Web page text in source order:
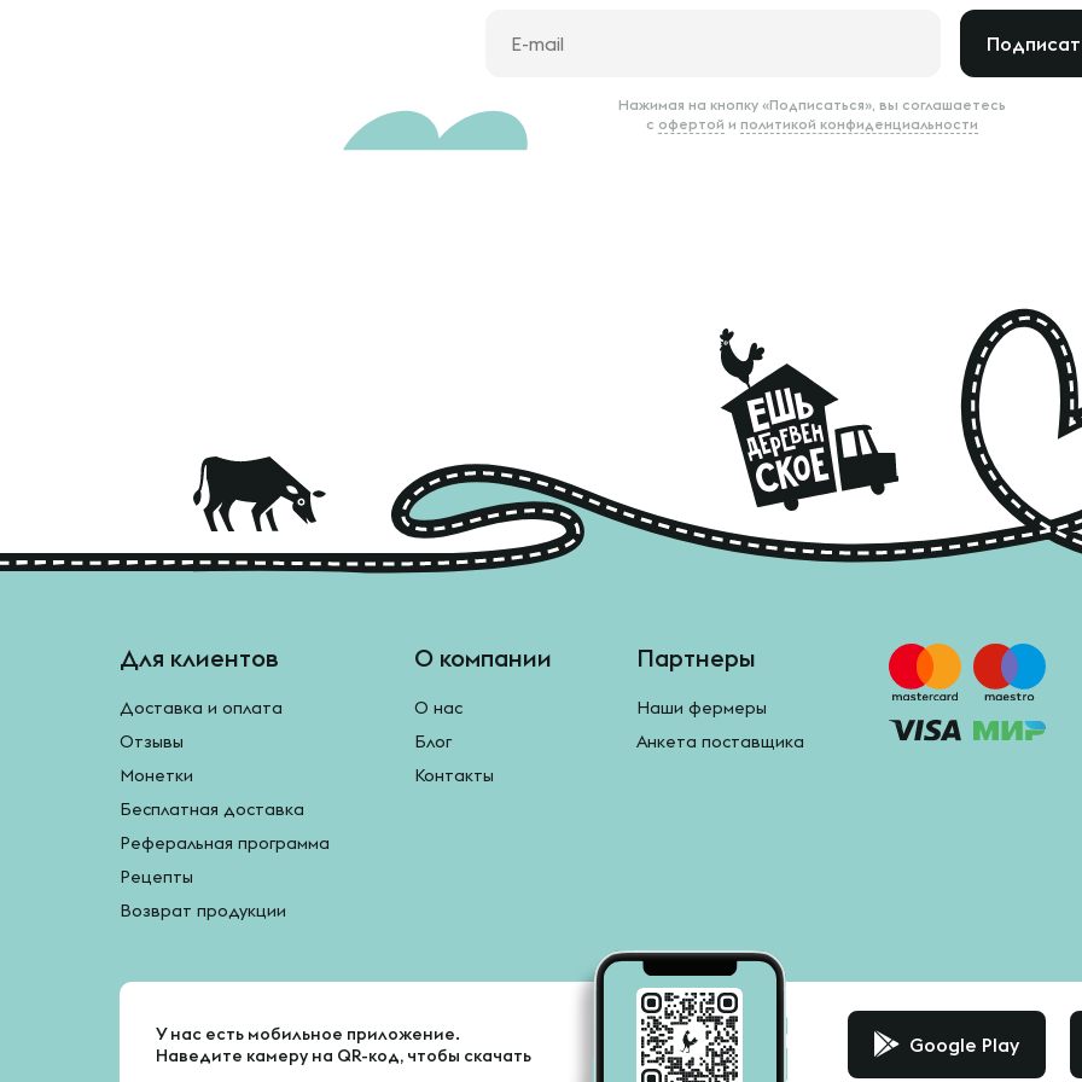
Нажимая на кнопку «Подписаться», вы соглашаетесь
с офертой и политикой конфиденциальности
Для клиентов
Доставка и оплата
Отзывы
Монетки
Бесплатная доставка
Реферальная программа
Рецепты
Возврат продукции
О компании
О нас
Блог
Контакты
Партнеры
Наши фермеры
Анкета поставщика
У нас есть мобильное приложение.
Наведите камеру на QR-код, чтобы скачать
Google Play